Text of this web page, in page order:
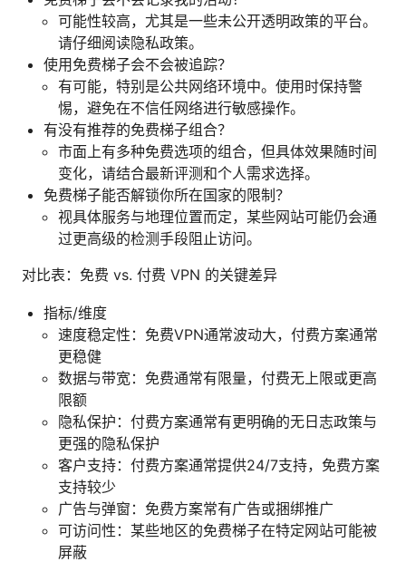
可能性较高，尤其是一些未公开透明政策的平台。
请仔细阅读隐私政策。
使用免费梯子会不会被追踪？
有可能，特别是公共网络环境中。使用时保持警
惕，避免在不信任网络进行敏感操作。
有没有推荐的免费梯子组合？
市面上有多种免费选项的组合，但具体效果随时间
变化，请结合最新评测和个人需求选择。
免费梯子能否解锁你所在国家的限制？
视具体服务与地理位置而定，某些网站可能仍会通
过更高级的检测手段阻止访问。
对比表：免费 vs. 付费 VPN 的关键差异
指标/维度
速度稳定性：免费VPN通常波动大，付费方案通常
更稳健
数据与带宽：免费通常有限量，付费无上限或更高
限额
隐私保护：付费方案通常有更明确的无日志政策与
更强的隐私保护
客户支持：付费方案通常提供24/7支持，免费方案
支持较少
广告与弹窗：免费方案常有广告或捆绑推广
可访问性：某些地区的免费梯子在特定网站可能被
屏蔽